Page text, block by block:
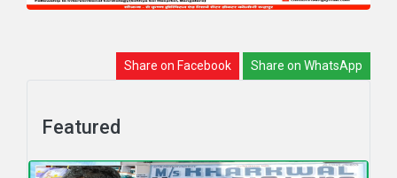
Share on Facebook Share on WhatsApp
Featured